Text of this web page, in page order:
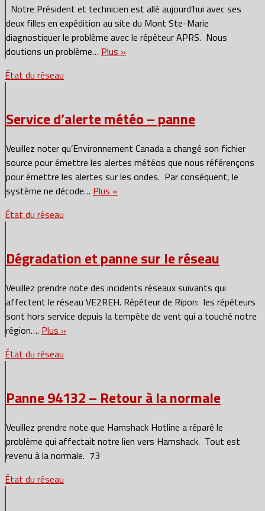
Notre Président et technicien est allé aujourd’hui avec ses
deux filles en expédition au site du Mont Ste-Marie
diagnostiquer le problème avec le répéteur APRS. Nous
doutions un problème… Plus »
État du réseau
Service d’alerte météo – panne
Veuillez noter qu’Environnement Canada a changé son fichier
source pour émettre les alertes météos que nous référençons
pour émettre les alertes sur les ondes. Par conséquent, le
système ne décode… Plus »
État du réseau
Dégradation et panne sur le réseau
Veuillez prendre note des incidents réseaux suivants qui
affectent le réseau VE2REH. Répéteur de Ripon: les répéteurs
sont hors service depuis la tempête de vent qui a touché notre
région…. Plus »
État du réseau
Panne 94132 – Retour à la normale
Veuillez prendre note que Hamshack Hotline a réparé le
problème qui affectait notre lien vers Hamshack. Tout est
revenu à la normale. 73
État du réseau